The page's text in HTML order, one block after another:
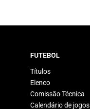
FUTEBOL
Títulos
Elenco
Comissão Técnica
Calendário de jogos